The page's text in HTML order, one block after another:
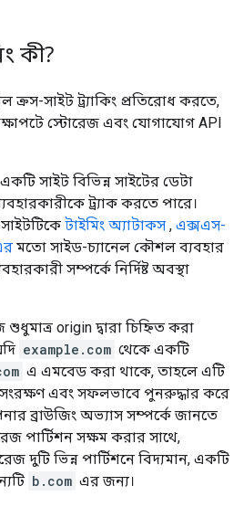
কী?
ক্রস-সাইট ট্র্যাকিং প্রতিরোধ করতে,
স্টোরেজ এবং যোগাযোগ API
সাইট বিভিন্ন সাইটের ডেটা
ট্র্যাক করতে পারে।
টাইমিং অ্যাটাকস , এক্সএস-
মতো সাইড-চ্যানেল কৌশল ব্যবহার
সম্পর্কে নির্দিষ্ট অবস্থা
origin দ্বারা চিহ্নিত করা
example.com থেকে একটি
এ এমবেড করা থাকে, তাহলে এটি
এবং সফলভাবে পুনরুদ্ধার করে
ব্রাউজিং অভ্যাস সম্পর্কে জানতে
পার্টিশন সক্ষম করার সাথে,
দুটি ভিন্ন পার্টিশনে বিদ্যমান, একটি
b.com এর জন্য।